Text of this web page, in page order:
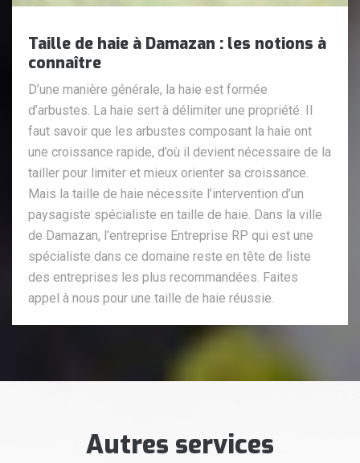
Taille de haie à Damazan : les notions à
connaître
D’une manière générale, la haie est formée
d’arbustes. La haie sert à délimiter une propriété. Il
faut savoir que les arbustes composant la haie ont
une croissance rapide, d’où il devient nécessaire de la
tailler pour limiter et mieux orienter sa croissance.
Mais la taille de haie nécessite l’intervention d’un
paysagiste spécialiste en taille de haie. Dans la ville
de Damazan, l’entreprise Entreprise RP qui est une
spécialiste dans ce domaine reste en tête de liste
des entreprises les plus recommandées. Faites
appel à nous pour une taille de haie réussie.
Autres services